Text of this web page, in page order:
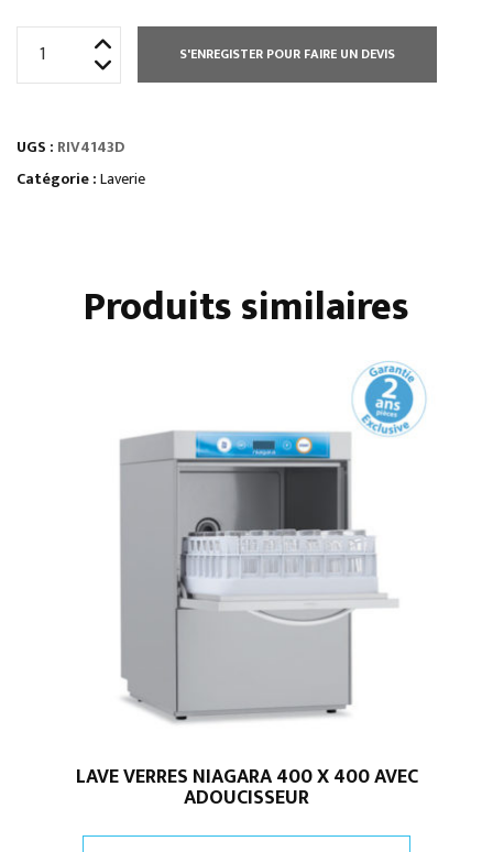
A
AVANC.
S'ENREGISTER POUR FAIRE UN DEVIS
UGS : RIV4143D
Catégorie :Laverie
Produits similaires
LAVE VERRES NIAGARA 400 X 400 AVEC
ADOUCISSEUR